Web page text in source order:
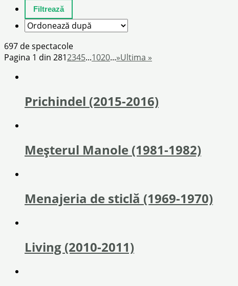
697 de spectacole
Pagina 1 din 2812345...1020...»Ultima »
Prichindel (2015-2016)
Meșterul Manole (1981-1982)
Menajeria de sticlă (1969-1970)
Living (2010-2011)